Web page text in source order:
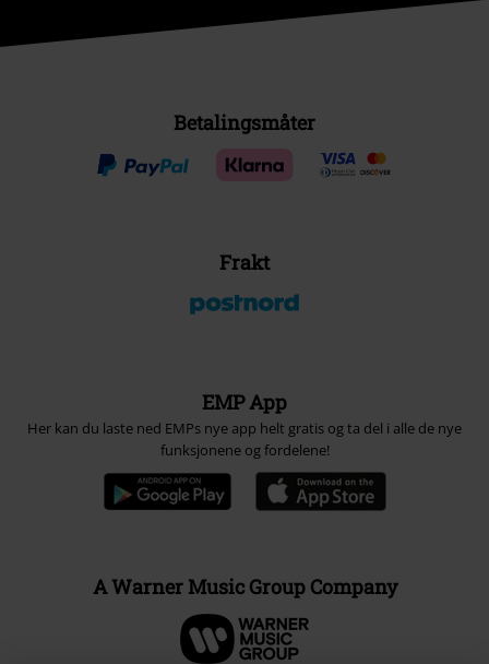
Betalingsmåter
Frakt
EMP App
Her kan du laste ned EMPs nye app helt gratis og ta del i alle de nye
funksjonene og fordelene!
A Warner Music Group Company